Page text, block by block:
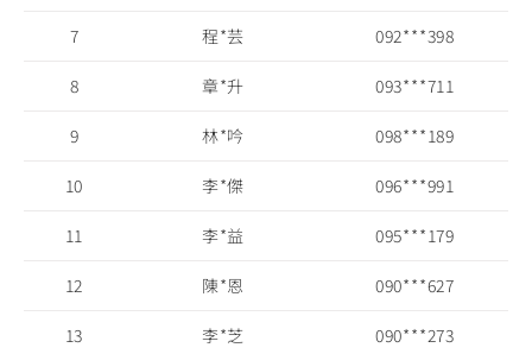
7 程*芸 092***398
8 章*升 093***711
9 林*吟 098***189
10 李*傑 096***991
11 李*益 095***179
12 陳*恩 090***627
13 李*芝 090***273